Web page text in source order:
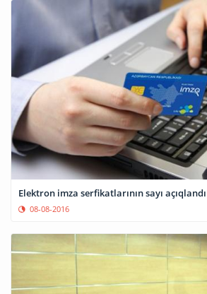
Elektron imza serfikatlarının sayı açıqlandı
08-08-2016